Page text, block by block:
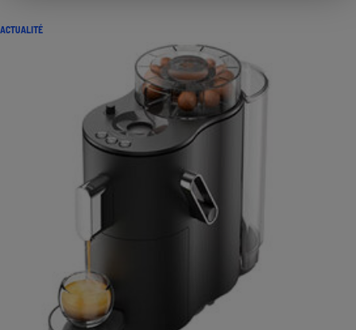
ACTUALITÉ